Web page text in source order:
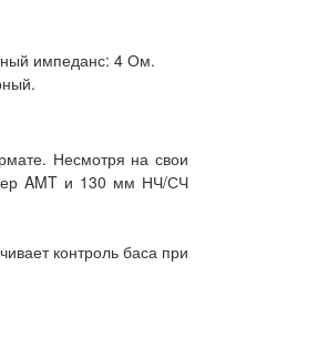
импеданс: 4 Ом.
Несмотря на свои
AMT и 130 мм НЧ/СЧ
контроль баса при